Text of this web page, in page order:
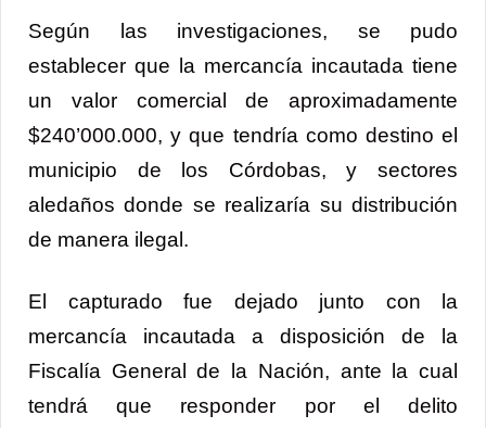
Según las investigaciones, se pudo
establecer que la mercancía incautada tiene
un valor comercial de aproximadamente
$240’000.000, y que tendría como destino el
municipio de los Córdobas, y sectores
aledaños donde se realizaría su distribución
de manera ilegal.
El capturado fue dejado junto con la
mercancía incautada a disposición de la
Fiscalía General de la Nación, ante la cual
tendrá que responder por el delito